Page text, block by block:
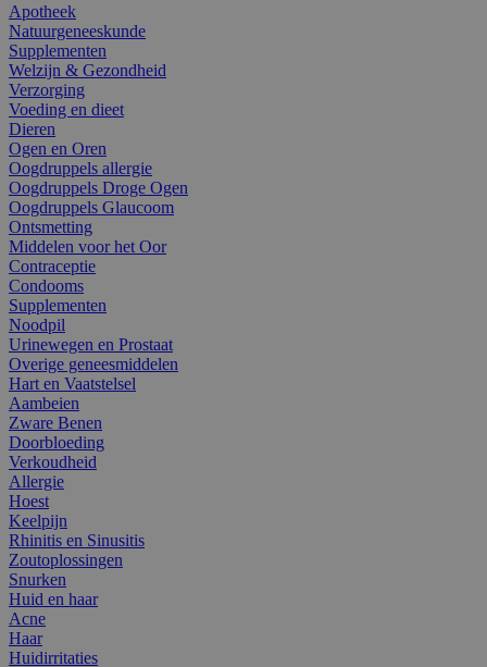
Apotheek
Natuurgeneeskunde
Supplementen
Welzijn & Gezondheid
Verzorging
Voeding en dieet
Dieren
Ogen en Oren
Oogdruppels allergie
Oogdruppels Droge Ogen
Oogdruppels Glaucoom
Ontsmetting
Middelen voor het Oor
Contraceptie
Condooms
Supplementen
Noodpil
Urinewegen en Prostaat
Overige geneesmiddelen
Hart en Vaatstelsel
Aambeien
Zware Benen
Doorbloeding
Verkoudheid
Allergie
Hoest
Keelpijn
Rhinitis en Sinusitis
Zoutoplossingen
Snurken
Huid en haar
Acne
Haar
Huidirritaties